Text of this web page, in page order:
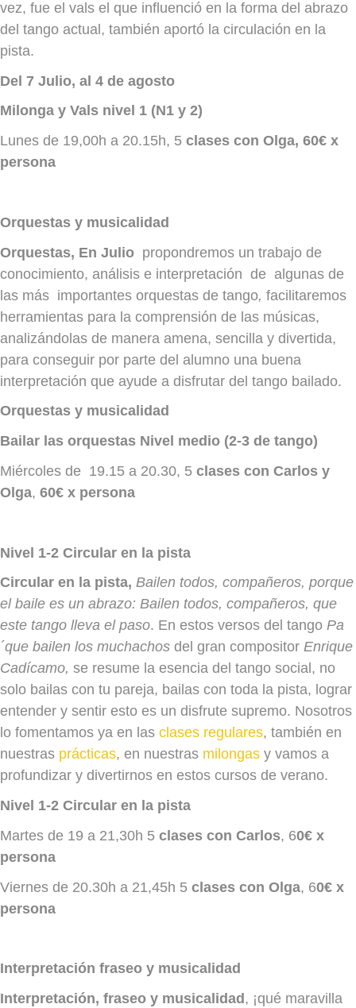
vez, fue el vals el que influenció en la forma del abrazo
del tango actual, también aportó la circulación en la
pista.
Del 7 Julio, al 4 de agosto
Milonga y Vals nivel 1 (N1 y 2)
Lunes de 19,00h a 20.15h, 5 clases con Olga, 60€ x
persona
Orquestas y musicalidad
Orquestas, En Julio propondremos un trabajo de
conocimiento, análisis e interpretación de algunas de
las más importantes orquestas de tango, facilitaremos
herramientas para la comprensión de las músicas,
analizándolas de manera amena, sencilla y divertida,
para conseguir por parte del alumno una buena
interpretación que ayude a disfrutar del tango bailado.
Orquestas y musicalidad
Bailar las orquestas Nivel medio (2-3 de tango)
Miércoles de 19.15 a 20.30, 5 clases con Carlos y
Olga, 60€ x persona
Nivel 1-2 Circular en la pista
Circular en la pista, Bailen todos, compañeros, porque
el baile es un abrazo: Bailen todos, compañeros, que
este tango lleva el paso. En estos versos del tango Pa
´que bailen los muchachos del gran compositor Enrique
Cadícamo, se resume la esencia del tango social, no
solo bailas con tu pareja, bailas con toda la pista, lograr
entender y sentir esto es un disfrute supremo. Nosotros
lo fomentamos ya en las clases regulares, también en
nuestras prácticas, en nuestras milongas y vamos a
profundizar y divertirnos en estos cursos de verano.
Nivel 1-2 Circular en la pista
Martes de 19 a 21,30h 5 clases con Carlos, 60€ x
persona
Viernes de 20.30h a 21,45h 5 clases con Olga, 60€ x
persona
Interpretación fraseo y musicalidad
Interpretación, fraseo y musicalidad , ¡qué maravilla